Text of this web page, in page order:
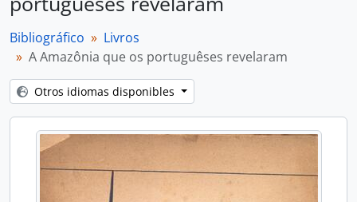
Bibliográfico
Livros
A Amazônia que os portuguêses revelaram
Otros idiomas disponibles